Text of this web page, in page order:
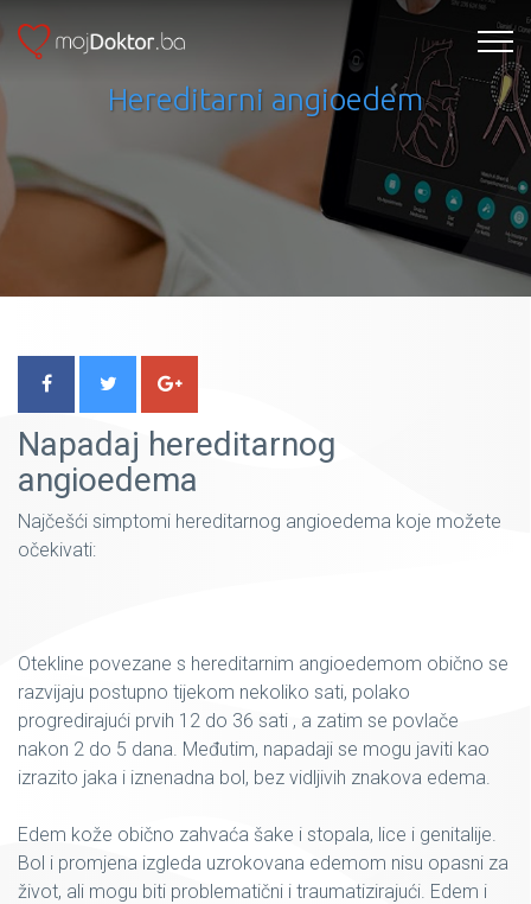
Hereditarni angioedem
Napadaj hereditarnog
angioedema
Najčešći simptomi hereditarnog angioedema koje možete
očekivati:
Otekline povezane s hereditarnim angioedemom obično se
razvijaju postupno tijekom nekoliko sati, polako
progredirajući prvih 12 do 36 sati , a zatim se povlače
nakon 2 do 5 dana. Međutim, napadaji se mogu javiti kao
izrazito jaka i iznenadna bol, bez vidljivih znakova edema.
Edem kože obično zahvaća šake i stopala, lice i genitalije.
Bol i promjena izgleda uzrokovana edemom nisu opasni za
život, ali mogu biti problematični i traumatizirajući. Edem i